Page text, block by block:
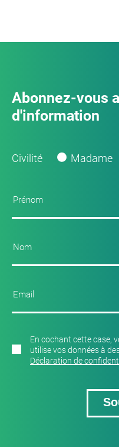
Abonnez-vous
d'information
Civilité Madame
En cochant cette case,
utilise vos données à
Déclaration de